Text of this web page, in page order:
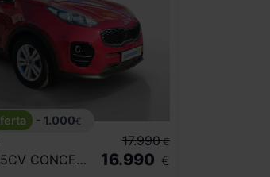
- 1.000€
1.7 CRDI VGT 115CV CONCEPT 4X2 ECO DYNAM
17.990 €
16.990 €